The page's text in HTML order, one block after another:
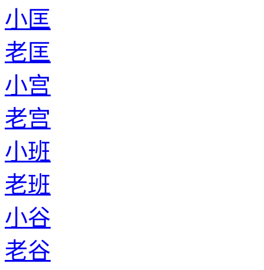
小匡
老匡
小宫
老宫
小班
老班
小谷
老谷